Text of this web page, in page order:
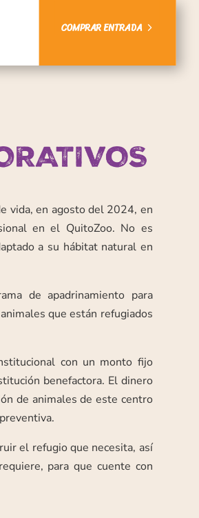
COMPRAR ENTRADA
vida, en agosto del 2024, en
en el QuitoZoo. No es
a su hábitat natural en
de apadrinamiento para
que están refugiados
con un monto fijo
benefactora. El dinero
de animales de este centro
el refugio que necesita, así
para que cuente con